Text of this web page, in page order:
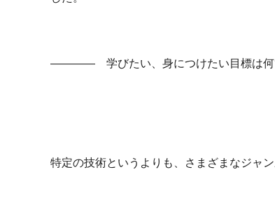
―――― 学びたい、身につけたい目標は何
特定の技術というよりも、さまざまなジャ